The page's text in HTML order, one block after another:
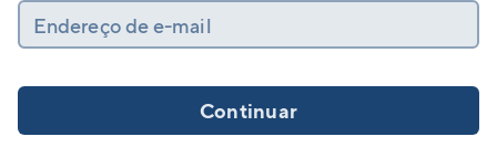
Endereço de e-mail
Continuar